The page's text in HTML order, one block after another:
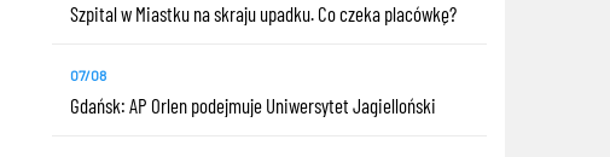
Szpital w Miastku na skraju upadku. Co czeka placówkę?
07/08
Gdańsk: AP Orlen podejmuje Uniwersytet Jagielloński